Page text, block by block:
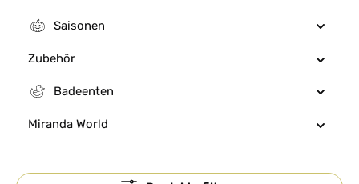
Saisonen
Zubehör
Badeenten
Miranda World